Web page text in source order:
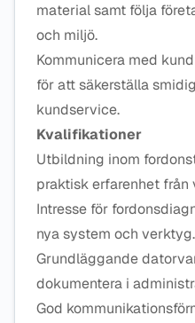
material samt följa
och miljö.
Kommunicera med
för att säkerställa
kundservice.
Kvalifikationer
Utbildning inom
praktisk erfarenhet
Intresse för
nya system och verktyg.
Grundläggande
dokumentera i
God